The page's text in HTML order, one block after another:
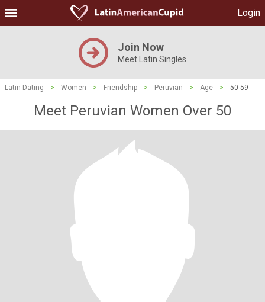
Login
Join Now
Meet Latin Singles
Latin Dating > Women > Friendship > Peruvian > Age > 50-59
Meet Peruvian Women Over 50